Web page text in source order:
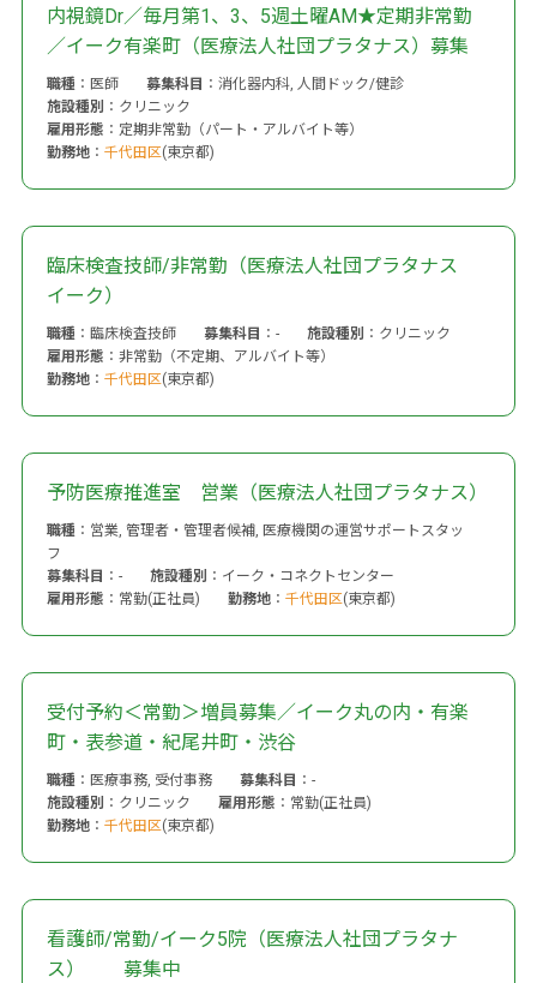
内視鏡Dr／毎月第1、3、5週土曜AM★定期非常勤
／イーク有楽町（医療法人社団プラタナス）募集
職種 ：医師 募集科目 ：消化器内科, 人間ドック/健診
施設種別 ：クリニック
雇用形態 ：定期非常勤（パート・アルバイト等）
勤務地： 千代田区(東京都)
臨床検査技師/非常勤（医療法人社団プラタナス
イーク）
職種 ：臨床検査技師 募集科目 ：- 施設種別 ：クリニック
雇用形態 ：非常勤（不定期、アルバイト等）
勤務地： 千代田区(東京都)
予防医療推進室 営業（医療法人社団プラタナス）
職種 ：営業, 管理者・管理者候補, 医療機関の運営サポートスタッ
フ
募集科目 ：- 施設種別 ：イーク・コネクトセンター
雇用形態 ：常勤(正社員) 勤務地： 千代田区(東京都)
受付予約＜常勤＞増員募集／イーク丸の内・有楽
町・表参道・紀尾井町・渋谷
職種 ：医療事務, 受付事務 募集科目 ：-
施設種別 ：クリニック 雇用形態 ：常勤(正社員)
勤務地： 千代田区(東京都)
看護師/常勤/イーク5院（医療法人社団プラタナ
ス） 募集中